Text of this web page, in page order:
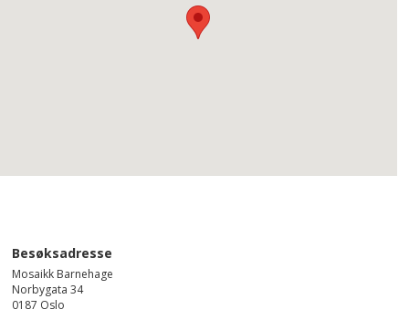
Besøksadresse
Mosaikk Barnehage
Norbygata 34
0187 Oslo